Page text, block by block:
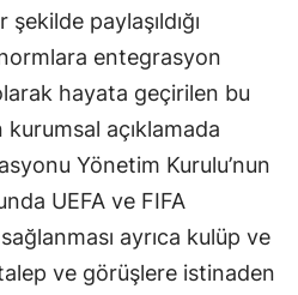
Hatay
Isparta
Mersin
İzmir
Kars
paylaşıldığı
normlara entegrasyon
hayata geçirilen bu
açıklamada
Yönetim Kurulu’nun
UEFA ve FIFA
ayrıca kulüp ve
ve görüşlere istinaden